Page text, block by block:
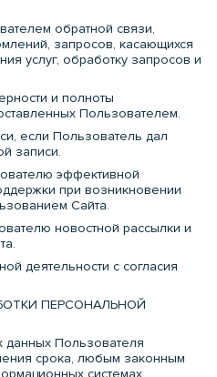
обратной связи,
запросов, касающихся
услуг, обработку запросов и
и полноты
Пользователем.
если Пользователь дал
записи.
эффективной
при возникновении
Сайта.
новостной рассылки и
деятельности с согласия
ПЕРСОНАЛЬНОЙ
данных Пользователя
срока, любым законным
системах